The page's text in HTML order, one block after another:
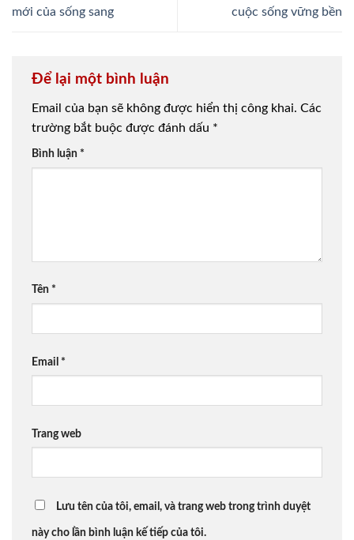
mới của sống sang
cuộc sống vững bền
Để lại một bình luận
Email của bạn sẽ không được hiển thị công khai. Các
trường bắt buộc được đánh dấu *
Bình luận *
Tên *
Email *
Trang web
Lưu tên của tôi, email, và trang web trong trình duyệt
này cho lần bình luận kế tiếp của tôi.